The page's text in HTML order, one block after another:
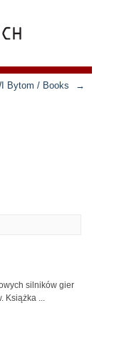
Bytom / Books
→
silników gier
Książka ...